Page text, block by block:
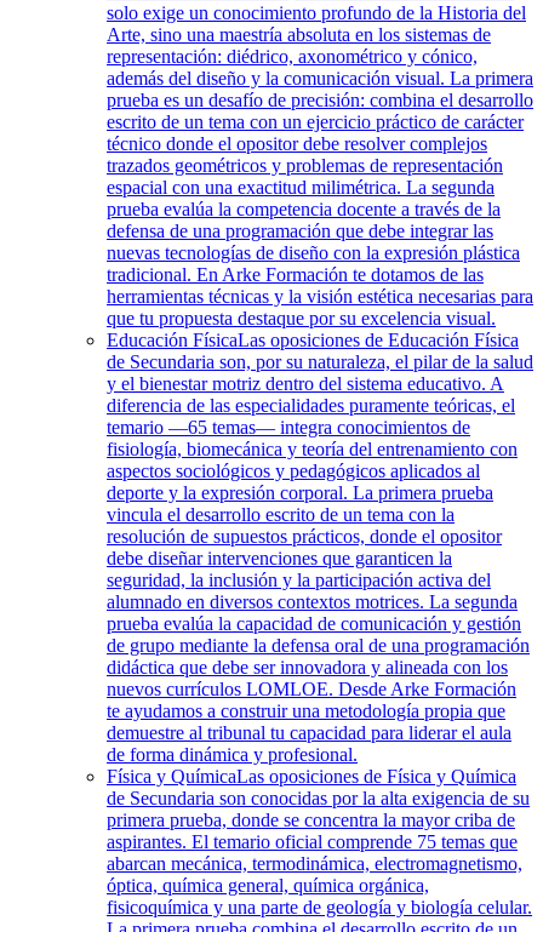
solo exige un conocimiento profundo de la Historia del
Arte, sino una maestría absoluta en los sistemas de
representación: diédrico, axonométrico y cónico,
además del diseño y la comunicación visual. La primera
prueba es un desafío de precisión: combina el desarrollo
escrito de un tema con un ejercicio práctico de carácter
técnico donde el opositor debe resolver complejos
trazados geométricos y problemas de representación
espacial con una exactitud milimétrica. La segunda
prueba evalúa la competencia docente a través de la
defensa de una programación que debe integrar las
nuevas tecnologías de diseño con la expresión plástica
tradicional. En Arke Formación te dotamos de las
herramientas técnicas y la visión estética necesarias para
que tu propuesta destaque por su excelencia visual.
Educación FísicaLas oposiciones de Educación Física
de Secundaria son, por su naturaleza, el pilar de la salud
y el bienestar motriz dentro del sistema educativo. A
diferencia de las especialidades puramente teóricas, el
temario —65 temas— integra conocimientos de
fisiología, biomecánica y teoría del entrenamiento con
aspectos sociológicos y pedagógicos aplicados al
deporte y la expresión corporal. La primera prueba
vincula el desarrollo escrito de un tema con la
resolución de supuestos prácticos, donde el opositor
debe diseñar intervenciones que garanticen la
seguridad, la inclusión y la participación activa del
alumnado en diversos contextos motrices. La segunda
prueba evalúa la capacidad de comunicación y gestión
de grupo mediante la defensa oral de una programación
didáctica que debe ser innovadora y alineada con los
nuevos currículos LOMLOE. Desde Arke Formación
te ayudamos a construir una metodología propia que
demuestre al tribunal tu capacidad para liderar el aula
de forma dinámica y profesional.
Física y QuímicaLas oposiciones de Física y Química
de Secundaria son conocidas por la alta exigencia de su
primera prueba, donde se concentra la mayor criba de
aspirantes. El temario oficial comprende 75 temas que
abarcan mecánica, termodinámica, electromagnetismo,
óptica, química general, química orgánica,
fisicoquímica y una parte de geología y biología celular.